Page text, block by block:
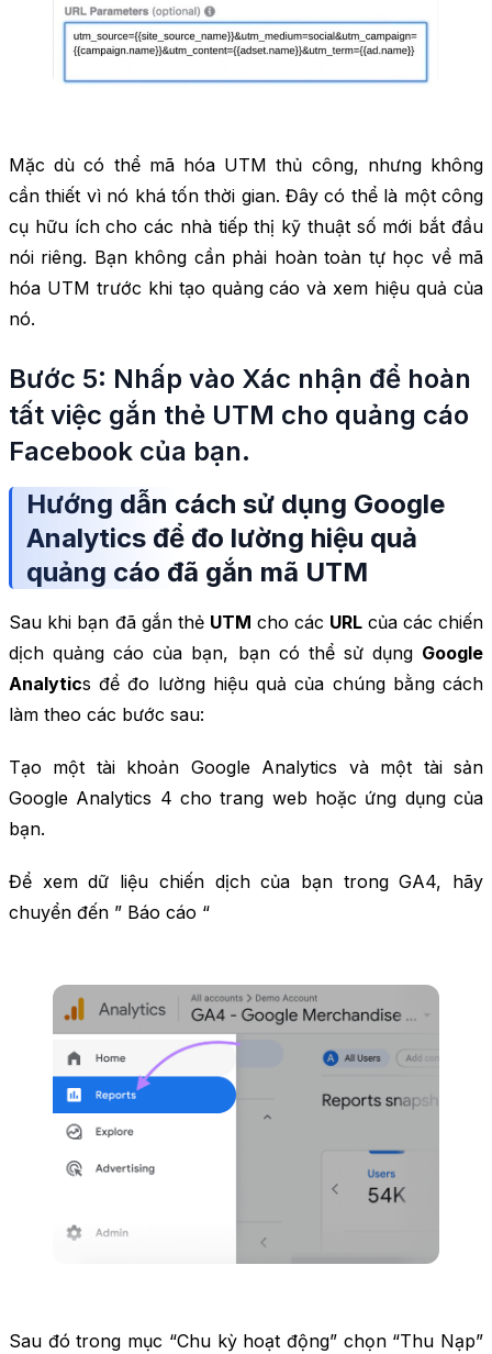
Mặc dù có thể mã hóa UTM thủ công, nhưng không
cần thiết vì nó khá tốn thời gian. Đây có thể là một công
cụ hữu ích cho các nhà tiếp thị kỹ thuật số mới bắt đầu
nói riêng. Bạn không cần phải hoàn toàn tự học về mã
hóa UTM trước khi tạo quảng cáo và xem hiệu quả của
nó.
Bước 5: Nhấp vào Xác nhận để hoàn
tất việc gắn thẻ UTM cho quảng cáo
Facebook của bạn.
Hướng dẫn cách sử dụng Google
Analytics để đo lường hiệu quả
quảng cáo đã gắn mã UTM
Sau khi bạn đã gắn thẻ UTM cho các URLcủa các chiến
dịch quảng cáo của bạn, bạn có thể sử dụng Google
Analytics để đo lường hiệu quả của chúng bằng cách
làm theo các bước sau:
Tạo một tài khoản Google Analytics và một tài sản
Google Analytics 4 cho trang web hoặc ứng dụng của
bạn.
Để xem dữ liệu chiến dịch của bạn trong GA4, hãy
chuyển đến ” Báo cáo “
Sau đó trong mục “Chu kỳ hoạt động” chọn “Thu Nạp”